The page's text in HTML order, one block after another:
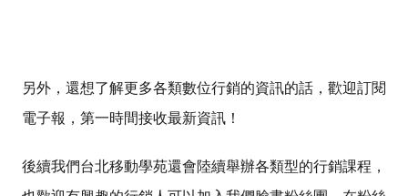
另外， 還想了解更多各類數位行銷的資訊的話，歡迎訂閱
電子報，第一時間接收最新資訊！
後續我們台北移動學苑還會陸續舉辦各類型的行銷課程，